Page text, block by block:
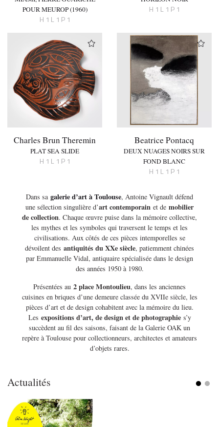
POUR MEUROP (1960)
H 1 L 1 P 1
H 1 L 1 P 1
Charles Brun Theremin
PLAT SEA SLIDE
H 1 L 1 P 1
Beatrice Pontacq
DEUX NUAGES NOIRS SUR
FOND BLANC
H 1 L 1 P 1
Dans sa galerie d’art à Toulouse, Antoine Vignault défend
une sélection singulière d’art contemporain et de mobilier
de collection. Chaque œuvre puise dans la mémoire collective,
les mythes et les symboles qui traversent le temps et les
civilisations. Aux côtés de ces pièces intemporelles se
dévoilent des antiquités du XXe siècle, patiemment chinées
par Emmanuelle Vidal, antiquaire spécialisée dans le design
des années 1950 à 1980.
Présentées au 2 place Montoulieu, dans les anciennes
cuisines en briques d’une demeure classée du XVIIe siècle, les
pièces d’art et de design cohabitent avec la mémoire du lieu.
Les expositions d’art, de design et de photographies’y
succèdent au fil des saisons, faisant de la Galerie OAK un
repère à Toulouse pour collectionneurs, architectes et amateurs
d’objets rares.
Actualités